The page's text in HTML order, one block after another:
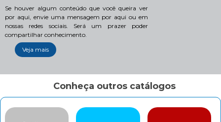
Se houver algum conteúdo que você queira ver
por aqui, envie uma mensagem por aqui ou em
nossas redes sociais. Será um prazer poder
compartilhar conhecimento.
Veja mais
Conheça outros catálogos